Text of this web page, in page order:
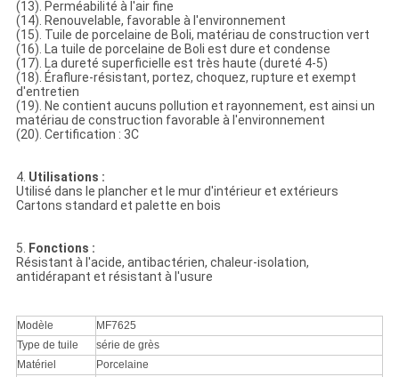
(13). Perméabilité à l'air fine
(14). Renouvelable, favorable à l'environnement
(15). Tuile de porcelaine de Boli, matériau de construction vert
(16). La tuile de porcelaine de Boli est dure et condense
(17). La dureté superficielle est très haute (dureté 4-5)
(18). Éraflure-résistant, portez, choquez, rupture et exempt
d'entretien
(19). Ne contient aucuns pollution et rayonnement, est ainsi un
matériau de construction favorable à l'environnement
(20). Certification : 3C
4. Utilisations :
Utilisé dans le plancher et le mur d'intérieur et extérieurs
Cartons standard et palette en bois
5. Fonctions :
Résistant à l'acide, antibactérien, chaleur-isolation,
antidérapant et résistant à l'usure
Modèle
MF7625
Type de tuile
série de grès
Matériel
Porcelaine